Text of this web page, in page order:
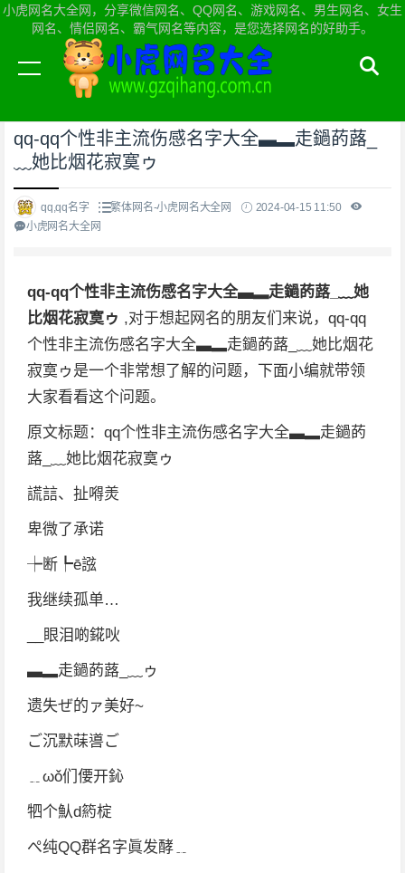
小虎网名大全网，分享微信网名、QQ网名、游戏网名、男生网名、女生
网名、情侣网名、霸气网名等内容，是您选择网名的好助手。
当前位置：小虎网名大全网首页>繁体网名
qq-qq个性非主流伤感名字大全▃▂走鐹菂蕗_
﹏她比烟花寂寞ゥ
qq,qq名字 繁体网名-小虎网名大全网
2024-04-15 11:50
小虎网名大全网
qq-qq个性非主流伤感名字大全▃▂走鐹菂蕗_﹏她
比烟花寂寞ゥ ,对于想起网名的朋友们来说，qq-qq
个性非主流伤感名字大全▃▂走鐹菂蕗_﹏她比烟花
寂寞ゥ是一个非常想了解的问题，下面小编就带领
大家看看这个问题。
原文标题：qq个性非主流伤感名字大全▃▂走鐹菂
蕗_﹏她比烟花寂寞ゥ
謊誩、扯嘚羙
卑微了承诺
┾断┡ē誸
我继续孤单…
__眼泪啲錵吙
▃▂走鐹菂蕗_﹏ゥ
遗失ぜ的ァ美好~
ご沉默菋噵ご
﹎ωǒ们偠开鈊
牭个魜d箹椗
ぺ纯QQ群名字眞发酵﹎